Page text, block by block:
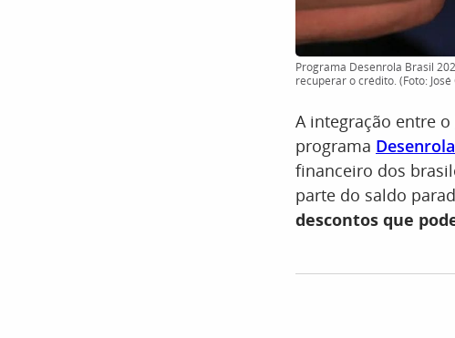
Programa Desenrola Brasil
recuperar o crédito. (Foto:
A integração entre o
programa
financeiro dos
parte do saldo
descontos que